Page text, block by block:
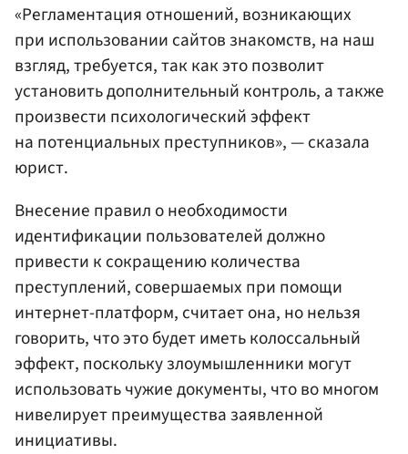
«Регламентация отношений, возникающих
при использовании сайтов знакомств, на наш
взгляд, требуется, так как это позволит
установить дополнительный контроль, а также
произвести психологический эффект
на потенциальных преступников», — сказала
юрист.
Внесение правил о необходимости
идентификации пользователей должно
привести к сокращению количества
преступлений, совершаемых при помощи
интернет-платформ, считает она, но нельзя
говорить, что это будет иметь колоссальный
эффект, поскольку злоумышленники могут
использовать чужие документы, что во многом
нивелирует преимущества заявленной
инициативы.